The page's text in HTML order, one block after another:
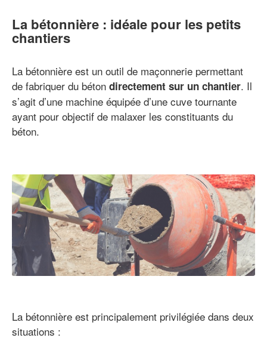
La bétonnière : idéale pour les petits
chantiers
La bétonnière est un outil de maçonnerie permettant
de fabriquer du béton directement sur un chantier. Il
s’agit d’une machine équipée d’une cuve tournante
ayant pour objectif de malaxer les constituants du
béton.
La bétonnière est principalement privilégiée dans deux
situations :